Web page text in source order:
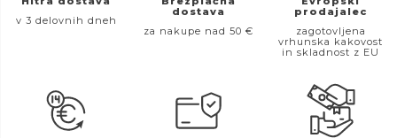
v 3 delovnih dneh
dostava
za nakupe nad 50 €
prodajalec
zagotovljena
vrhunska kakovost
in skladnost z EU